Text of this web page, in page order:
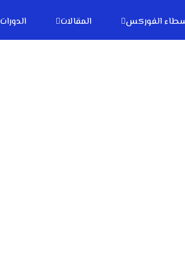
الفوركس المقالات الدورات